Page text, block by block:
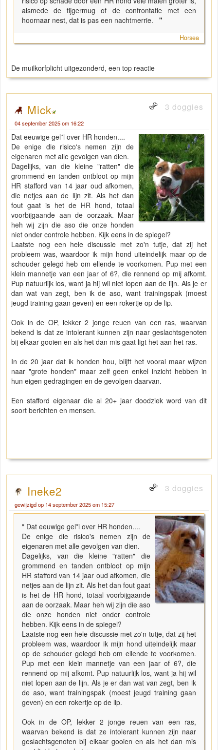
alsmede de tijgermug of de confrontatie met een
hoornaar nest, dat is pas een nachtmerrie.
"
Horsea
De muilkorfplicht uitgezonderd, een top reactie
Mick 3 doggies
04 september 2025 om 16:22
Dat eeuwige gel*l over HR honden....
De enige die risico's nemen zijn de
eigenaren met alle gevolgen van dien.
Dagelijks, van die kleine "ratten" die
grommend en tanden ontbloot op mijn
HR stafford van 14 jaar oud afkomen,
die netjes aan de lijn zit. Als het dan
fout gaat is het de HR hond, totaal
voorbijgaande aan de oorzaak. Maar
heh wij zijn die aso die onze honden
niet onder controle hebben. Kijk eens in de spiegel?
Laatste nog een hele discussie met zo'n tutje, dat zij het
probleem was, waardoor ik mijn hond uiteindelijk maar op de
schouder gelegd heb om ellende te voorkomen. Pup met een
klein mannetje van een jaar of 6?, die rennend op mij afkomt.
Pup natuurlijk los, want ja hij wil niet lopen aan de lijn. Als je er
dan wat van zegt, ben ik de aso, want trainingspak (moest
jeugd training gaan geven) en een rokertje op de lip.
Ook in de OP, lekker 2 jonge reuen van een ras, waarvan
bekend is dat ze intolerant kunnen zijn naar geslachtsgenoten
bij elkaar gooien en als het dan mis gaat ligt het aan het ras.
In de 20 jaar dat ik honden hou, blijft het vooral maar wijzen
naar "grote honden" maar zelf geen enkel inzicht hebben in
hun eigen gedragingen en de gevolgen daarvan.
Een stafford eigenaar die al 20+ jaar doodziek word van dit
soort berichten en mensen.
Ineke2 3 doggies
gewijzigd op 14 september 2025 om 15:27
" Dat eeuwige gel*l over HR honden....
De enige die risico's nemen zijn de
eigenaren met alle gevolgen van dien.
Dagelijks, van die kleine "ratten" die
grommend en tanden ontbloot op mijn
HR stafford van 14 jaar oud afkomen, die
netjes aan de lijn zit. Als het dan fout gaat
is het de HR hond, totaal voorbijgaande
aan de oorzaak. Maar heh wij zijn die aso
die onze honden niet onder controle
hebben. Kijk eens in de spiegel?
Laatste nog een hele discussie met zo'n tutje, dat zij het
probleem was, waardoor ik mijn hond uiteindelijk maar
op de schouder gelegd heb om ellende te voorkomen.
Pup met een klein mannetje van een jaar of 6?, die
rennend op mij afkomt. Pup natuurlijk los, want ja hij wil
niet lopen aan de lijn. Als je er dan wat van zegt, ben ik
de aso, want trainingspak (moest jeugd training gaan
geven) en een rokertje op de lip.
Ook in de OP, lekker 2 jonge reuen van een ras,
waarvan bekend is dat ze intolerant kunnen zijn naar
geslachtsgenoten bij elkaar gooien en als het dan mis